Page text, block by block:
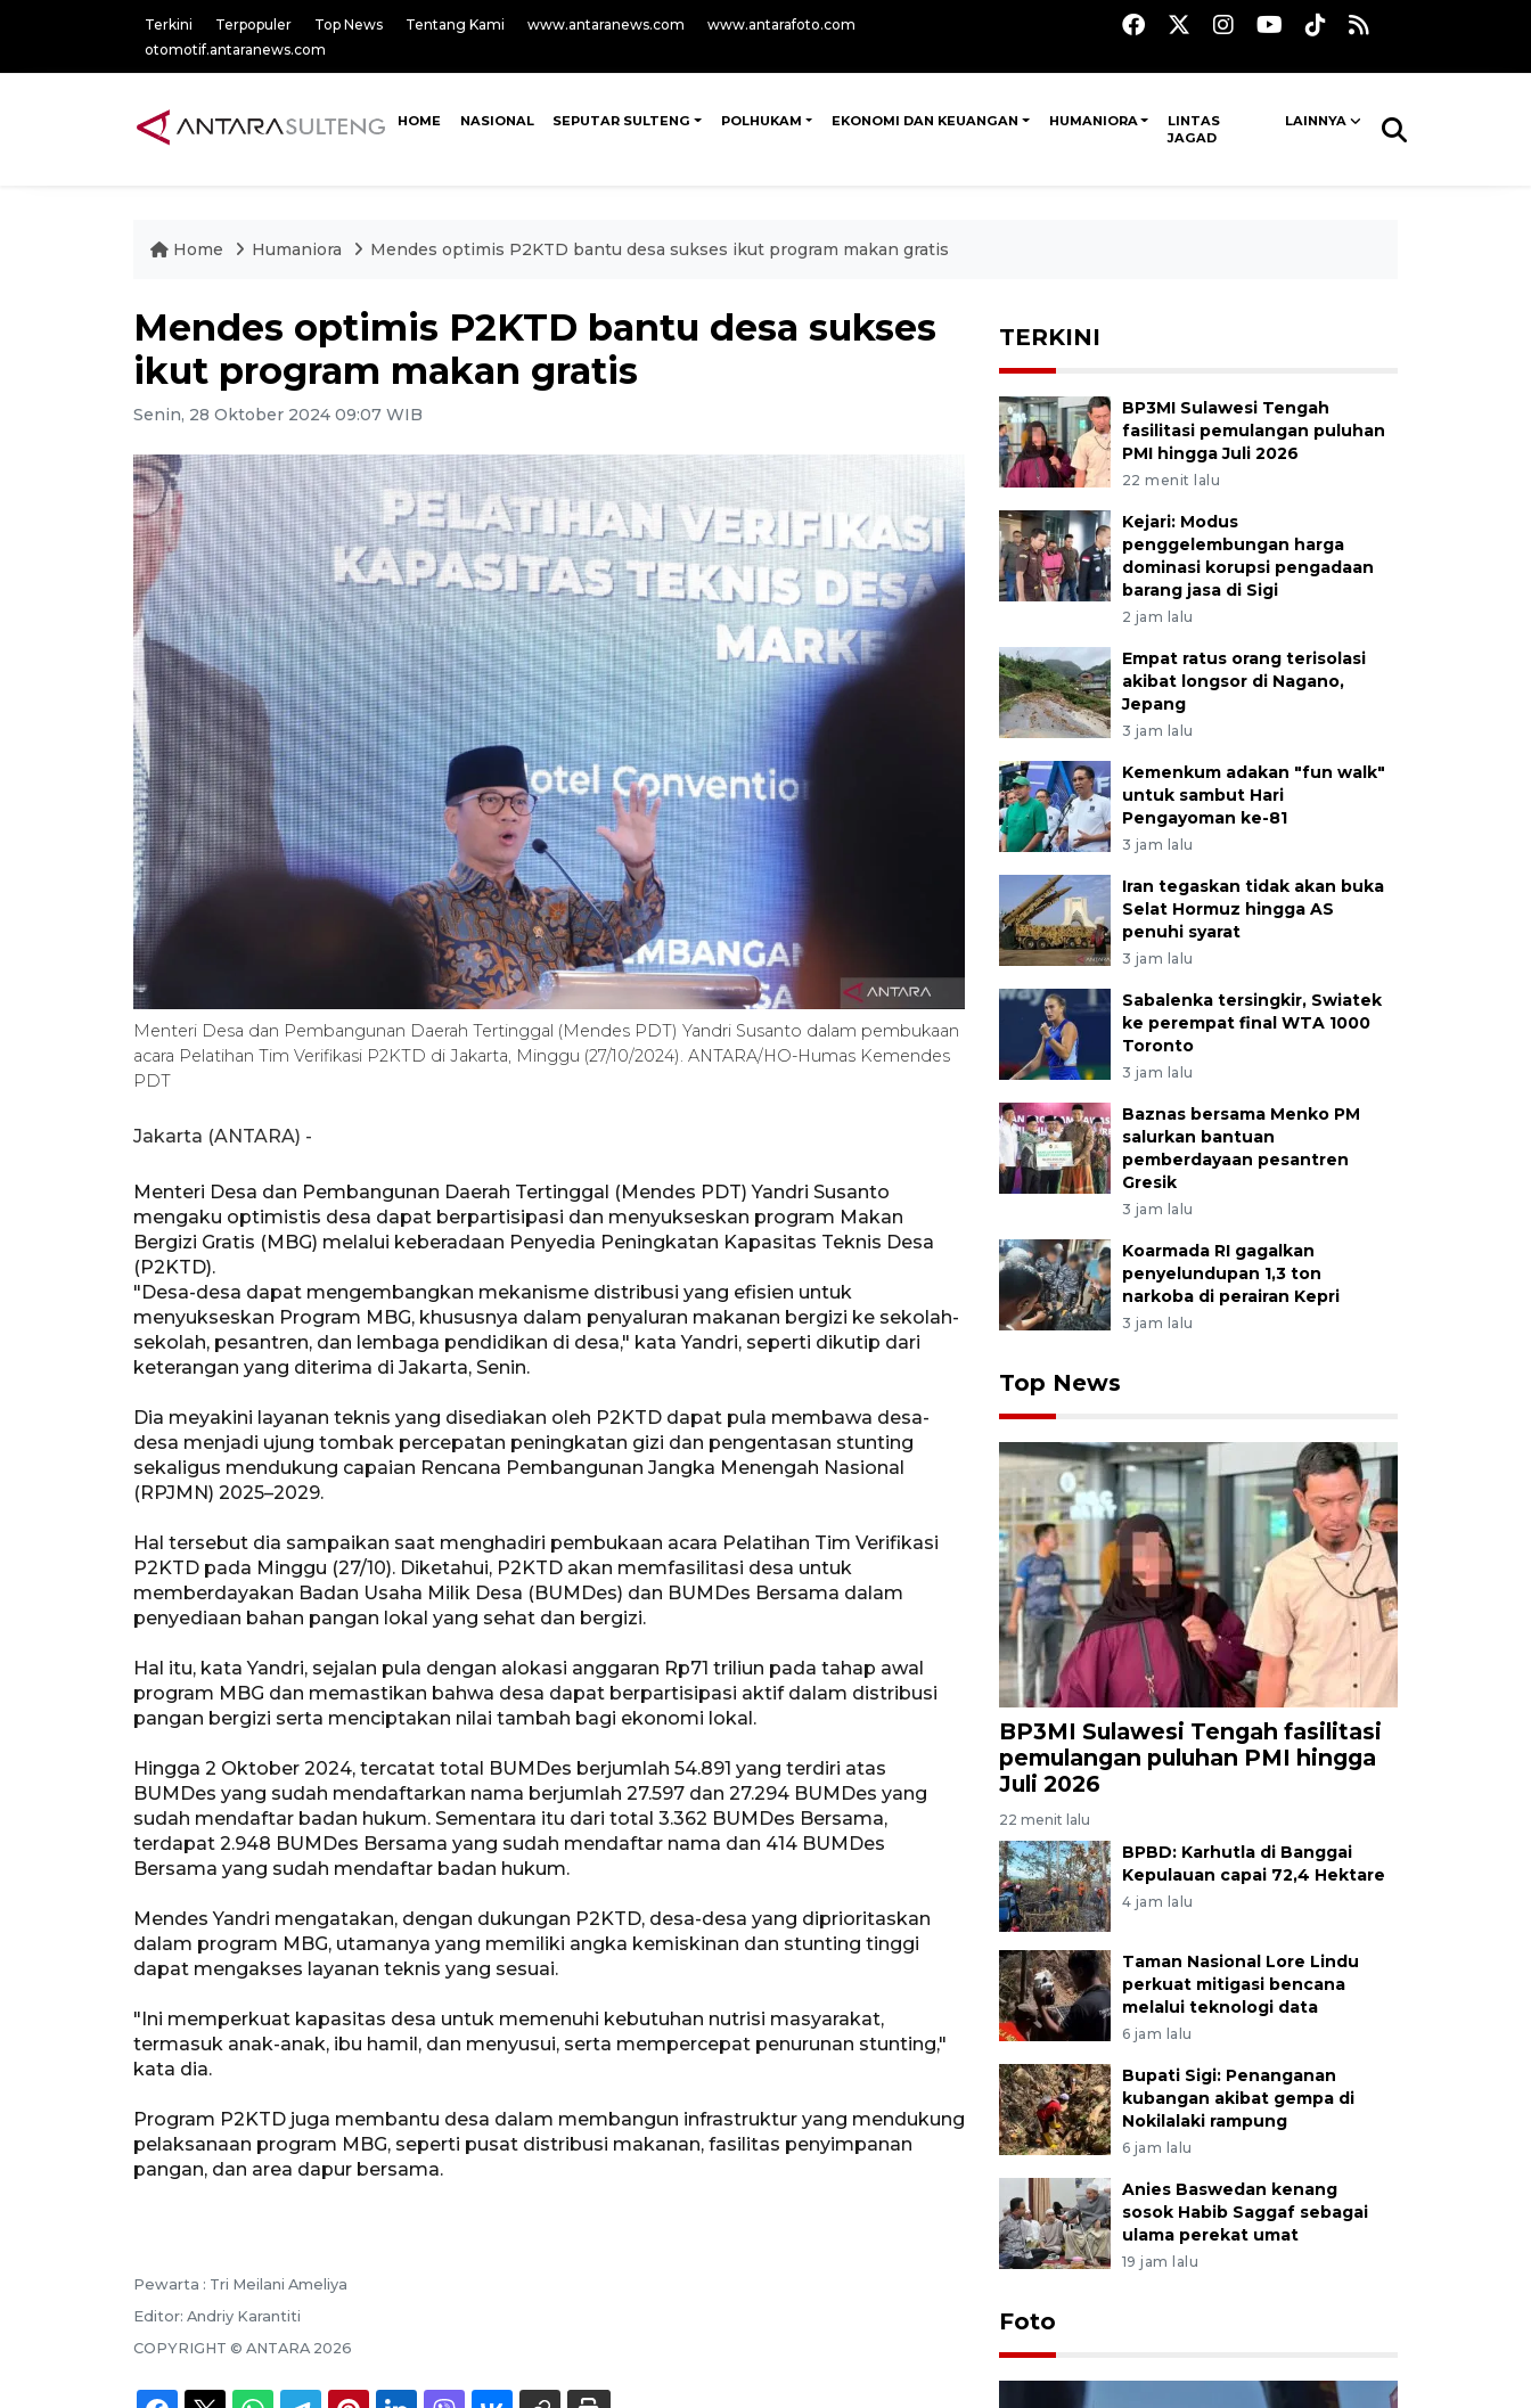
Terkini Terpopuler Top News Tentang Kami www.antaranews.com
www.antarafoto.com
otomotif.antaranews.com
HOME NASIONAL SEPUTAR SULTENG POLHUKAM EKONOMI DAN KEUANGAN HUMANIORA
LINTAS
JAGAD
LAINNYA
Home Humaniora Mendes optimis P2KTD bantu desa sukses ikut program makan gratis
Mendes optimis P2KTD bantu desa sukses
ikut program makan gratis
Senin, 28 Oktober 2024 09:07 WIB
Menteri Desa dan Pembangunan Daerah Tertinggal (Mendes PDT) Yandri Susanto dalam pembukaan
acara Pelatihan Tim Verifikasi P2KTD di Jakarta, Minggu (27/10/2024). ANTARA/HO-Humas Kemendes
PDT
Jakarta (ANTARA) -
Menteri Desa dan Pembangunan Daerah Tertinggal (Mendes PDT) Yandri Susanto
mengaku optimistis desa dapat berpartisipasi dan menyukseskan program Makan
Bergizi Gratis (MBG) melalui keberadaan Penyedia Peningkatan Kapasitas Teknis Desa
(P2KTD).
"Desa-desa dapat mengembangkan mekanisme distribusi yang efisien untuk
menyukseskan Program MBG, khususnya dalam penyaluran makanan bergizi ke sekolah-
sekolah, pesantren, dan lembaga pendidikan di desa," kata Yandri, seperti dikutip dari
keterangan yang diterima di Jakarta, Senin.
Dia meyakini layanan teknis yang disediakan oleh P2KTD dapat pula membawa desa-
desa menjadi ujung tombak percepatan peningkatan gizi dan pengentasan stunting
sekaligus mendukung capaian Rencana Pembangunan Jangka Menengah Nasional
(RPJMN) 2025–2029.
Hal tersebut dia sampaikan saat menghadiri pembukaan acara Pelatihan Tim Verifikasi
P2KTD pada Minggu (27/10). Diketahui, P2KTD akan memfasilitasi desa untuk
memberdayakan Badan Usaha Milik Desa (BUMDes) dan BUMDes Bersama dalam
penyediaan bahan pangan lokal yang sehat dan bergizi.
Hal itu, kata Yandri, sejalan pula dengan alokasi anggaran Rp71 triliun pada tahap awal
program MBG dan memastikan bahwa desa dapat berpartisipasi aktif dalam distribusi
pangan bergizi serta menciptakan nilai tambah bagi ekonomi lokal.
Hingga 2 Oktober 2024, tercatat total BUMDes berjumlah 54.891 yang terdiri atas
BUMDes yang sudah mendaftarkan nama berjumlah 27.597 dan 27.294 BUMDes yang
sudah mendaftar badan hukum. Sementara itu dari total 3.362 BUMDes Bersama,
terdapat 2.948 BUMDes Bersama yang sudah mendaftar nama dan 414 BUMDes
Bersama yang sudah mendaftar badan hukum.
Mendes Yandri mengatakan, dengan dukungan P2KTD, desa-desa yang diprioritaskan
dalam program MBG, utamanya yang memiliki angka kemiskinan dan stunting tinggi
dapat mengakses layanan teknis yang sesuai.
"Ini memperkuat kapasitas desa untuk memenuhi kebutuhan nutrisi masyarakat,
termasuk anak-anak, ibu hamil, dan menyusui, serta mempercepat penurunan stunting,"
kata dia.
Program P2KTD juga membantu desa dalam membangun infrastruktur yang mendukung
pelaksanaan program MBG, seperti pusat distribusi makanan, fasilitas penyimpanan
pangan, dan area dapur bersama.
Pewarta : Tri Meilani Ameliya
Editor: Andriy Karantiti
COPYRIGHT © ANTARA 2026
TERKINI
BP3MI Sulawesi Tengah
fasilitasi pemulangan puluhan
PMI hingga Juli 2026
22 menit lalu
Kejari: Modus
penggelembungan harga
dominasi korupsi pengadaan
barang jasa di Sigi
2 jam lalu
Empat ratus orang terisolasi
akibat longsor di Nagano,
Jepang
3 jam lalu
Kemenkum adakan "fun walk"
untuk sambut Hari
Pengayoman ke-81
3 jam lalu
Iran tegaskan tidak akan buka
Selat Hormuz hingga AS
penuhi syarat
3 jam lalu
Sabalenka tersingkir, Swiatek
ke perempat final WTA 1000
Toronto
3 jam lalu
Baznas bersama Menko PM
salurkan bantuan
pemberdayaan pesantren
Gresik
3 jam lalu
Koarmada RI gagalkan
penyelundupan 1,3 ton
narkoba di perairan Kepri
3 jam lalu
Top News
BP3MI Sulawesi Tengah fasilitasi
pemulangan puluhan PMI hingga
Juli 2026
22 menit lalu
BPBD: Karhutla di Banggai
Kepulauan capai 72,4 Hektare
4 jam lalu
Taman Nasional Lore Lindu
perkuat mitigasi bencana
melalui teknologi data
6 jam lalu
Bupati Sigi: Penanganan
kubangan akibat gempa di
Nokilalaki rampung
6 jam lalu
Anies Baswedan kenang
sosok Habib Saggaf sebagai
ulama perekat umat
19 jam lalu
Foto